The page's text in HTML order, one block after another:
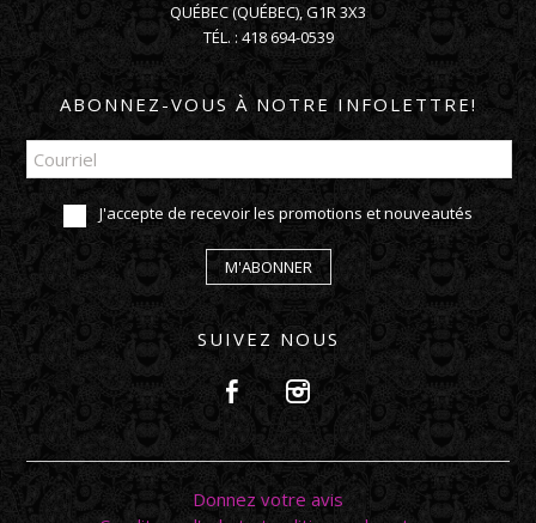
QUÉBEC(QUÉBEC),G1R 3X3
TÉL. : 418 694-0539
ABONNEZ-VOUS À NOTRE INFOLETTRE!
J'accepte de recevoir les promotions et nouveautés
M'ABONNER
SUIVEZ NOUS
Donnez votre avis